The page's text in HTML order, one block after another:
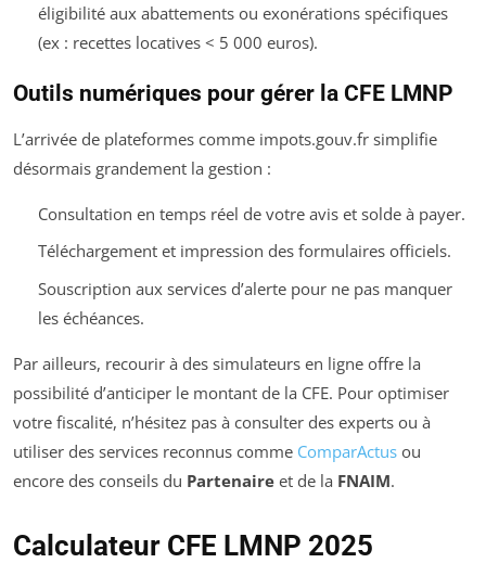
éligibilité aux abattements ou exonérations spécifiques
(ex : recettes locatives < 5 000 euros).
Outils numériques pour gérer la CFE LMNP
L’arrivée de plateformes comme impots.gouv.fr simplifie
désormais grandement la gestion :
Consultation en temps réel de votre avis et solde à payer.
Téléchargement et impression des formulaires officiels.
Souscription aux services d’alerte pour ne pas manquer
les échéances.
Par ailleurs, recourir à des simulateurs en ligne offre la
possibilité d’anticiper le montant de la CFE. Pour optimiser
votre fiscalité, n’hésitez pas à consulter des experts ou à
utiliser des services reconnus comme ComparActus ou
encore des conseils du Partenaire et de la FNAIM.
Calculateur CFE LMNP 2025